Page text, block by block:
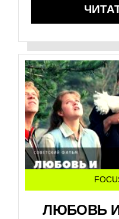
ЛЮБОВЬ И